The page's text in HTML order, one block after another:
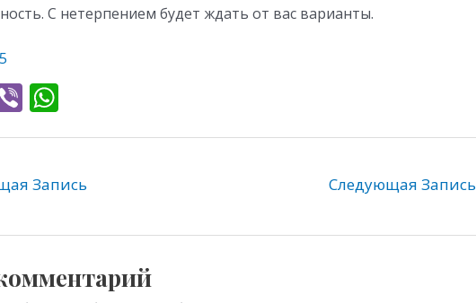
С нетерпением будет ждать от вас варианты.
Vi
s
p
p
Запись Следующая Запись